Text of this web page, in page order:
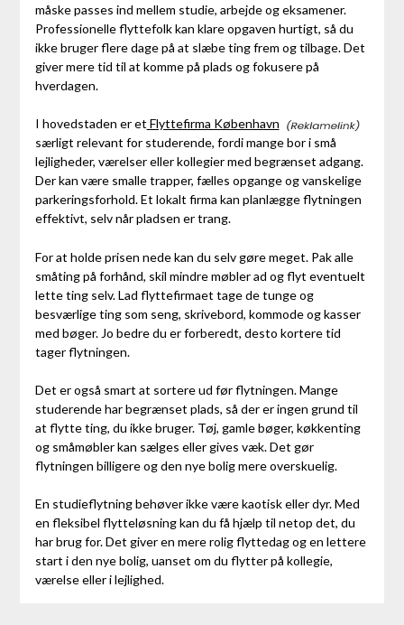
måske passes ind mellem studie, arbejde og eksamener.
Professionelle flyttefolk kan klare opgaven hurtigt, så du
ikke bruger flere dage på at slæbe ting frem og tilbage. Det
giver mere tid til at komme på plads og fokusere på
hverdagen.
I hovedstaden er et Flyttefirma København
særligt relevant for studerende, fordi mange bor i små
lejligheder, værelser eller kollegier med begrænset adgang.
Der kan være smalle trapper, fælles opgange og vanskelige
parkeringsforhold. Et lokalt firma kan planlægge flytningen
effektivt, selv når pladsen er trang.
For at holde prisen nede kan du selv gøre meget. Pak alle
småting på forhånd, skil mindre møbler ad og flyt eventuelt
lette ting selv. Lad flyttefirmaet tage de tunge og
besværlige ting som seng, skrivebord, kommode og kasser
med bøger. Jo bedre du er forberedt, desto kortere tid
tager flytningen.
Det er også smart at sortere ud før flytningen. Mange
studerende har begrænset plads, så der er ingen grund til
at flytte ting, du ikke bruger. Tøj, gamle bøger, køkkenting
og småmøbler kan sælges eller gives væk. Det gør
flytningen billigere og den nye bolig mere overskuelig.
En studieflytning behøver ikke være kaotisk eller dyr. Med
en fleksibel flytteløsning kan du få hjælp til netop det, du
har brug for. Det giver en mere rolig flyttedag og en lettere
start i den nye bolig, uanset om du flytter på kollegie,
værelse eller i lejlighed.